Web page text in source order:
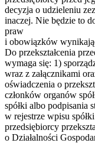
decyzja o udzieleniu
inaczej. Nie będzie to
praw
i obowiązków
Do przekształcenia
wymaga się: 1)
wraz z załącznikami
oświadczenia o
członków organów
spółki albo podpisania
w rejestrze wpisu
przedsiębiorcy
o Działalności